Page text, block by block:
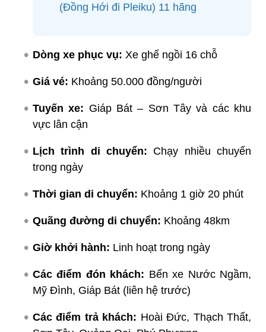
(Đồng Hới đi Pleiku) 11 hãng
Dòng xe phục vụ: Xe ghế ngồi 16 chỗ
Giá vé: Khoảng 50.000 đồng/người
Tuyến xe: Giáp Bát – Sơn Tây và các khu
vực lân cận
Lịch trình di chuyển: Chạy nhiều chuyến
trong ngày
Thời gian di chuyển: Khoảng 1 giờ 20 phút
Quãng đường di chuyển: Khoảng 48km
Giờ khởi hành: Linh hoạt trong ngày
Các điểm đón khách: Bến xe Nước Ngầm,
Mỹ Đình, Giáp Bát (liên hệ trước)
Các điểm trả khách: Hoài Đức, Thạch Thất,